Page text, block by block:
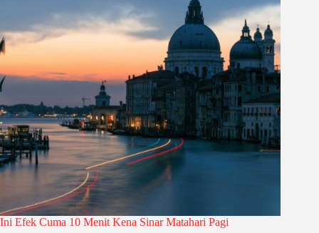
Ini Efek Cuma 10 Menit Kena Sinar Matahari Pagi